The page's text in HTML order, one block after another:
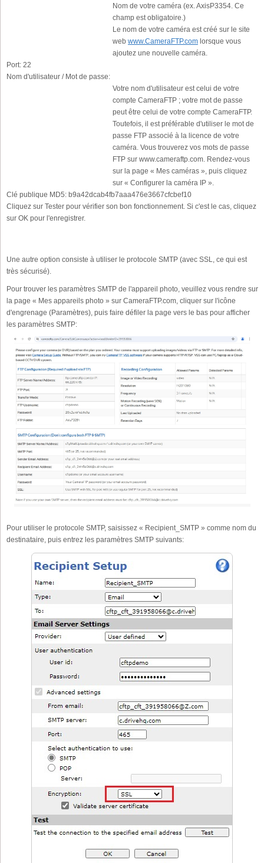
Nom de votre caméra (ex. AxisP3354. Ce
champ est obligatoire.)
Le nom de votre caméra est créé sur le site
web www.CameraFTP.com lorsque vous
ajoutez une nouvelle caméra.
Port: 22
Nom d'utilisateur / Mot de passe:
Votre nom d'utilisateur est celui de votre
compte CameraFTP ; votre mot de passe
peut être celui de votre compte CameraFTP.
Toutefois, il est préférable d'utiliser le mot de
passe FTP associé à la licence de votre
caméra. Vous trouverez vos mots de passe
FTP sur www.cameraftp.com. Rendez-vous
sur la page « Mes caméras », puis cliquez
sur « Configurer la caméra IP ».
Clé publique MD5: b9a42dcab4fb7aaa476e3667cfcbef10
Cliquez sur Tester pour vérifier son bon fonctionnement. Si c'est le cas, cliquez
sur OK pour l'enregistrer.
Une autre option consiste à utiliser le protocole SMTP (avec SSL, ce qui est
très sécurisé).
Pour trouver les paramètres SMTP de l'appareil photo, veuillez vous rendre sur
la page « Mes appareils photo » sur CameraFTP.com, cliquer sur l'icône
d'engrenage (Paramètres), puis faire défiler la page vers le bas pour afficher
les paramètres SMTP:
Pour utiliser le protocole SMTP, saisissez « Recipient_SMTP » comme nom du
destinataire, puis entrez les paramètres SMTP suivants: